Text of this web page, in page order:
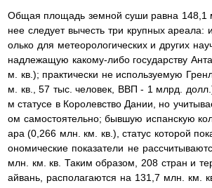
Общая площадь земной суши равна 148,1
нее следует вычесть три крупных ареала:
олько для метеорологических и других
надлежащую какому-либо государству
м. кв.); практически не используемую
м. кв., 57 тыс. человек, ВВП - 1 млрд.
м статусе в Королевство Дании, но
ом самостоятельно; бывшую испанскую
ара (0,266 млн. км. кв.), статус которой
ономические показатели не
млн. км. кв. Таким образом, 208 стран и
айвань, располагаются на 131,7 млн. км.